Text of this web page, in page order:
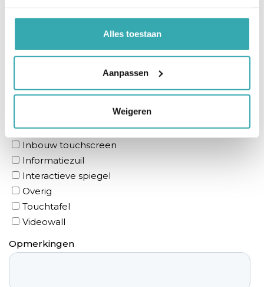
Alles toestaan
Aanpassen
Weigeren